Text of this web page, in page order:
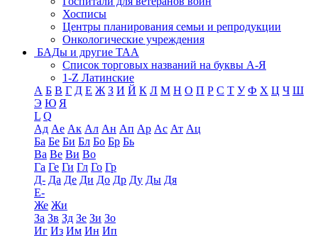
Хосписы
Центры планирования семьи и репродукции
Онкологические учреждения
БАДы и другие ТАА
Список торговых названий на буквы А-Я
1-Z Латинские
А Б В Г Д Е Ж З И Й К Л М Н О П Р С Т У Ф Х Ц Ч Ш
Э Ю Я
L Q
Ад Ае Ак Ал Ан Ап Ар Ас Ат Ац
Ба Бе Би Бл Бо Бр Бь
Ва Ве Ви Во
Га Ге Ги Гл Го Гр
Д- Да Де Ди До Др Ду Ды Дя
Е-
Же Жи
За Зв Зд Зе Зи Зо
Иг Из Им Ин Ип